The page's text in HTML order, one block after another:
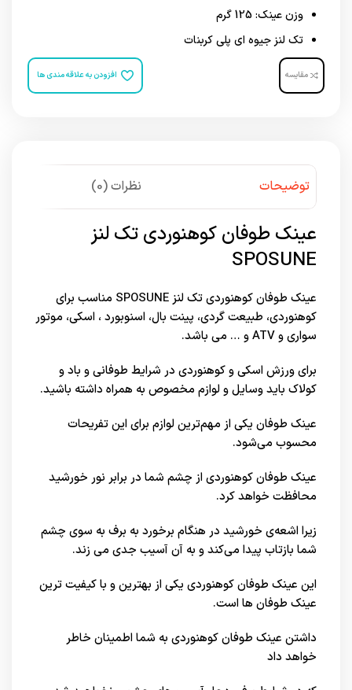
وزن عینک: 125 گرم
تک لنز جیوه ای پلی کربنات
مقایسه افزودن به علاقه مندی ها
توضیحات نظرات (0)
عینک طوفان کوهنوردی تک لنز
SPOSUNE
عینک طوفان کوهنوردی تک لنز SPOSUNE مناسب برای
کوهنوردی، طبیعت گردی، پینت بال، اسنوبورد ، اسکی، موتور
سواری و ATV و … می باشد.
برای ورزش اسکی و کوهنوردی در شرایط طوفانی و باد و
کولاک باید وسایل و لوازم مخصوص به همراه داشته باشید.
عینک طوفان یکی از مهم‌ترین لوازم برای این تفریحات
محسوب می‌شود.
عینک طوفان کوهنوردی از چشم شما در برابر نور خورشید
محافظت خواهد کرد.
زیرا اشعه‌ی خورشید در هنگام برخورد به برف به سوی چشم
شما بازتاب پیدا می‌کند و به آن آسیب جدی می زند.
این عینک طوفان کوهنوردی یکی از بهترین و با کیفیت ترین
عینک طوفان ها است.
داشتن عینک طوفان کوهنوردی به شما اطمینان خاطر
خواهد داد